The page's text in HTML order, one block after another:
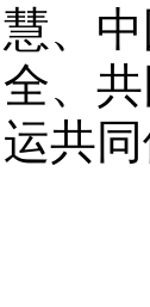
慧、
全、
运共